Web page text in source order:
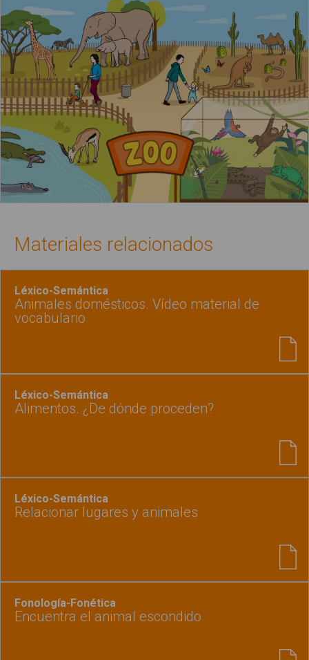
Materiales relacionados
Léxico-Semántica
Animales domésticos. Vídeo material de
vocabulario
Léxico-Semántica
Alimentos. ¿De dónde proceden?
Léxico-Semántica
Relacionar lugares y animales
Fonología-Fonética
Encuentra el animal escondido